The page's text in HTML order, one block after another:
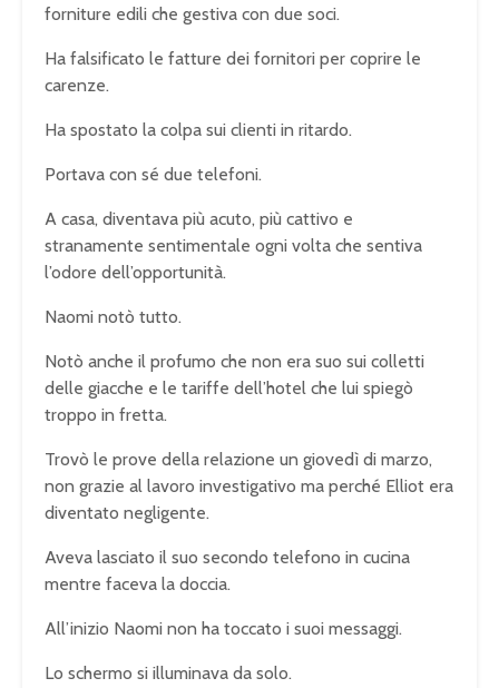
forniture edili che gestiva con due soci.
Ha falsificato le fatture dei fornitori per coprire le
carenze.
Ha spostato la colpa sui clienti in ritardo.
Portava con sé due telefoni.
A casa, diventava più acuto, più cattivo e
stranamente sentimentale ogni volta che sentiva
l’odore dell’opportunità.
Naomi notò tutto.
Notò anche il profumo che non era suo sui colletti
delle giacche e le tariffe dell’hotel che lui spiegò
troppo in fretta.
Trovò le prove della relazione un giovedì di marzo,
non grazie al lavoro investigativo ma perché Elliot era
diventato negligente.
Aveva lasciato il suo secondo telefono in cucina
mentre faceva la doccia.
All’inizio Naomi non ha toccato i suoi messaggi.
Lo schermo si illuminava da solo.